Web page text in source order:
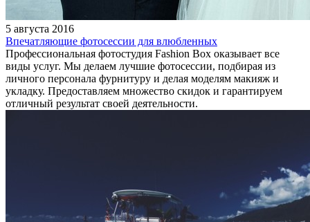
5 августа 2016
Впечатляющие фотосессии для влюбленных
Профессиональная фотостудия Fashion Box оказывает все
виды услуг. Мы делаем лучшие фотосессии, подбирая из
личного персонала фурнитуру и делая моделям макияж и
укладку. Предоставляем множество скидок и гарантируем
отличный результат своей деятельности.